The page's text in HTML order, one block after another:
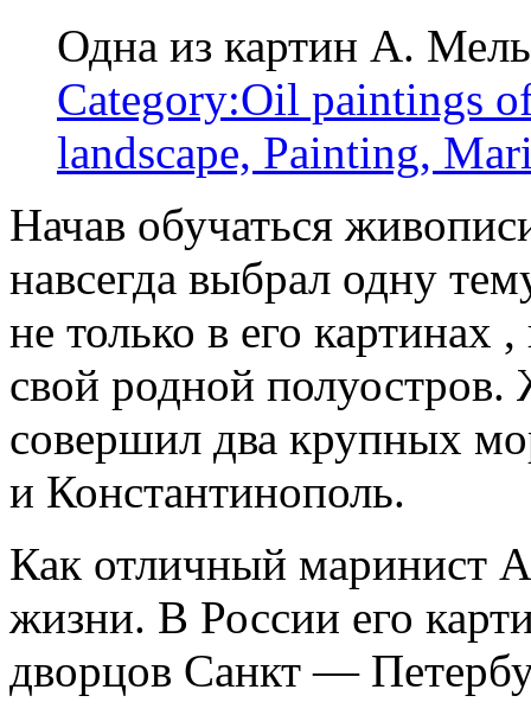
Одна из картин А.
Category:Oil paintings
landscape, Painting,
Начав обучаться
навсегда выбрал одну
не только в его
свой родной
совершил два крупных
и Константинополь.
Как отличный маринист
жизни. В России его
дворцов Санкт —